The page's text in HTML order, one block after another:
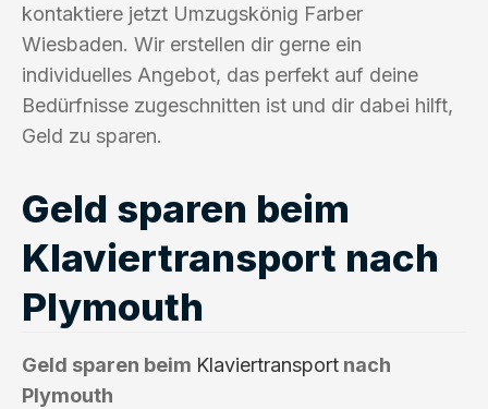
kontaktiere jetzt Umzugskönig Farber
Wiesbaden. Wir erstellen dir gerne ein
individuelles Angebot, das perfekt auf deine
Bedürfnisse zugeschnitten ist und dir dabei hilft,
Geld zu sparen.
Geld sparen beim
Klaviertransport nach
Plymouth
Geld sparen beim Klaviertransport nach
Plymouth